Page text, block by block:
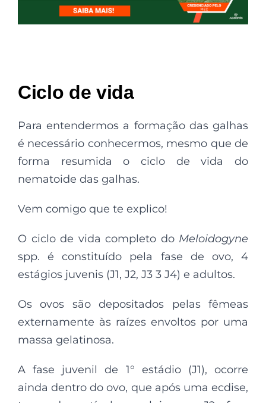
Ciclo de vida
Para entendermos a formação das galhas
é necessário conhecermos, mesmo que de
forma resumida o ciclo de vida do
nematoide das galhas.
Vem comigo que te explico!
O ciclo de vida completo do Meloidogyne
spp. é constituído pela fase de ovo, 4
estágios juvenis (J1, J2, J3 3 J4) e adultos.
Os ovos são depositados pelas fêmeas
externamente às raízes envoltos por uma
massa gelatinosa.
A fase juvenil de 1° estádio (J1), ocorre
ainda dentro do ovo, que após uma ecdise,